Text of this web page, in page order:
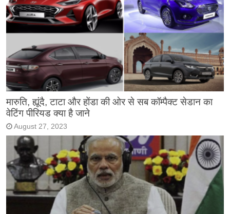
मारुति, ह्यूंदै, टाटा और होंडा की ओर से सब कॉम्पैक्ट सेडान का
वेटिंग पीरियड क्या है जाने
August 27, 2023